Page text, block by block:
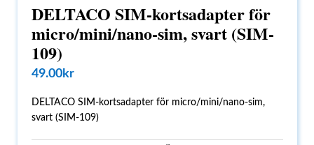
DELTACO SIM-kortsadapter för
micro/mini/nano-sim, svart (SIM-
109)
49.00kr
DELTACO SIM-kortsadapter för micro/mini/nano-sim,
svart (SIM-109)